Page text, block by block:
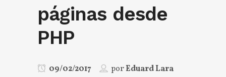
páginas desde
PHP
09/02/2017 porEduard Lara